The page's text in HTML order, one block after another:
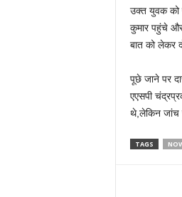
उक्त युवक को
कुमार पहुंचे और
बात को लेकर
पूछे जाने पर
एएसपी
थे,लेकिन जांच
TAGS